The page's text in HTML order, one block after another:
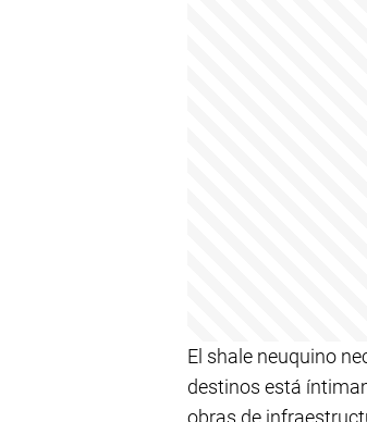
El shale neuquino
destinos está
obras de